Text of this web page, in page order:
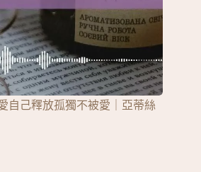
自己釋放孤獨不被愛｜亞蒂絲